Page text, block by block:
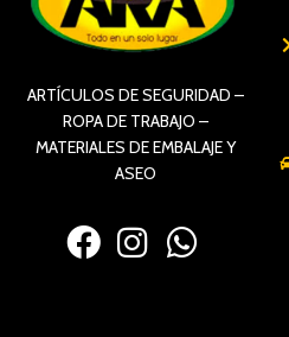
ARTÍCULOS DE SEGURIDAD –
ROPA DE TRABAJO –
MATERIALES DE EMBALAJE Y
ASEO